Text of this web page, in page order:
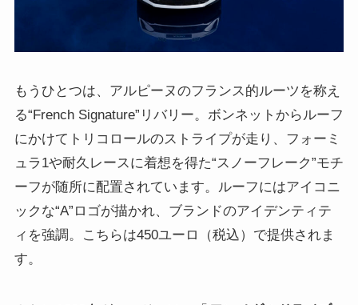
もうひとつは、アルピーヌのフランス的ルーツを称え
る“French Signature”リバリー。ボンネットからルーフ
にかけてトリコロールのストライプが走り、フォーミ
ュラ1や耐久レースに着想を得た“スノーフレーク”モチ
ーフが随所に配置されています。ルーフにはアイコニ
ックな“A”ロゴが描かれ、ブランドのアイデンティテ
ィを強調。こちらは450ユーロ（税込）で提供されま
す。